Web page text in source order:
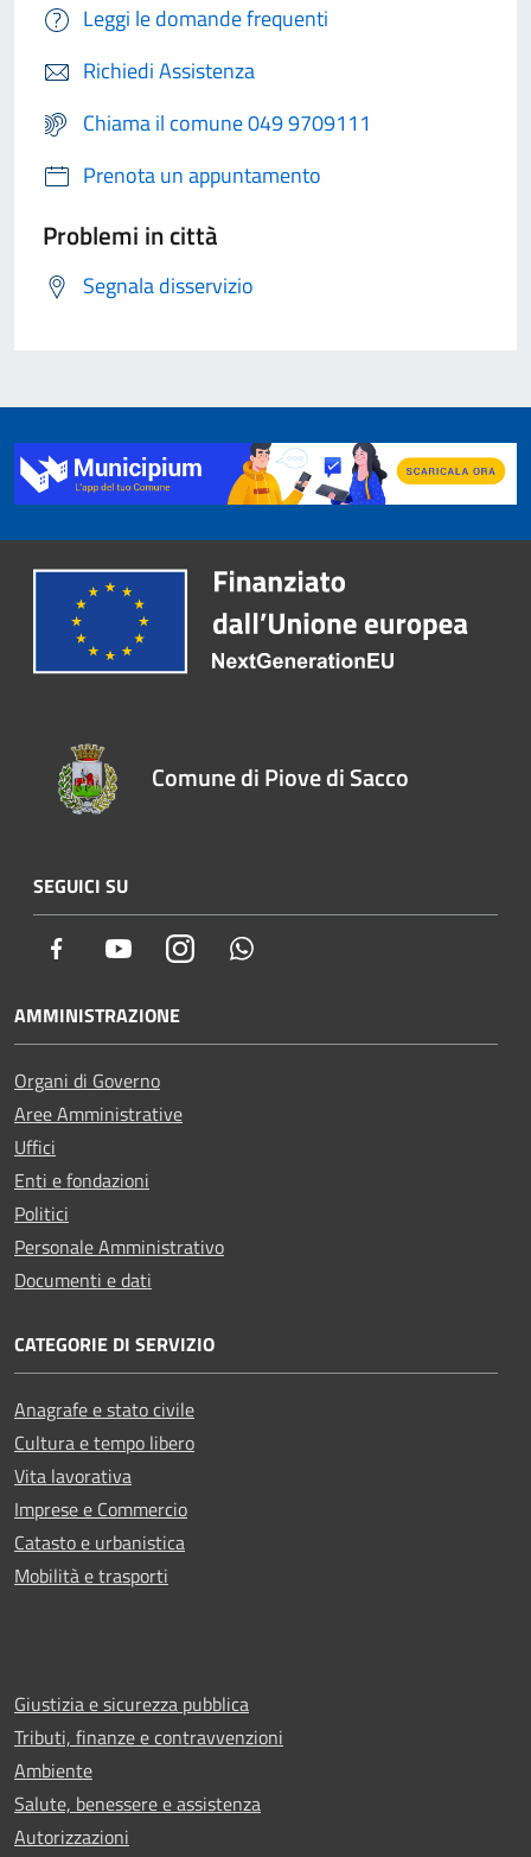
Leggi le domande frequenti
Richiedi Assistenza
Chiama il comune 049 9709111
Prenota un appuntamento
Problemi in città
Segnala disservizio
Comune di Piove di Sacco
SEGUICI SU
Facebook YoutubeInstagram
AMMINISTRAZIONE
Organi di Governo
Aree Amministrative
Uffici
Enti e fondazioni
Politici
Personale Amministrativo
Documenti e dati
CATEGORIE DI SERVIZIO
Anagrafe e stato civile
Cultura e tempo libero
Vita lavorativa
Imprese e Commercio
Catasto e urbanistica
Mobilità e trasporti
Giustizia e sicurezza pubblica
Tributi, finanze e contravvenzioni
Ambiente
Salute, benessere e assistenza
Autorizzazioni